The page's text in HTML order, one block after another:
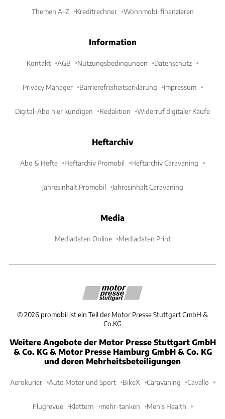
Themen A-Z Kreditrechner Wohnmobil finanzieren
Information
Kontakt AGB Nutzungsbedingungen Datenschutz
Privacy Manager Barrierefreiheitserklärung Impressum
Digital-Abo hier kündigen Redaktion Widerruf digitaler Käufe
Heftarchiv
Abo & Hefte Heftarchiv Promobil Heftarchiv Caravaning
Jahresinhalt Promobil Jahresinhalt Caravaning
Media
Mediadaten Online Mediadaten Print
©2026 promobil ist ein Teil der Motor Presse Stuttgart GmbH &
Co.KG
Weitere Angebote der Motor Presse Stuttgart GmbH
& Co. KG & Motor Presse Hamburg GmbH & Co. KG
und deren Mehrheitsbeteiligungen
Aerokurier Auto Motor und Sport BikeX Caravaning Cavallo
Flugrevue Klettern mehr-tanken Men's Health